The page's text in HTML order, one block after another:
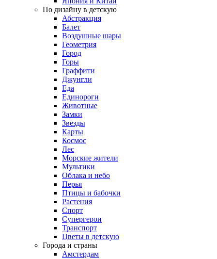
По дизайну в детскую
Абстракция
Балет
Воздушные шары
Геометрия
Город
Горы
Граффити
Джунгли
Еда
Единороги
Животные
Замки
Звезды
Карты
Космос
Лес
Морские жители
Мультики
Облака и небо
Перья
Птицы и бабочки
Растения
Спорт
Супергерои
Транспорт
Цветы в детскую
Города и страны
Амстердам